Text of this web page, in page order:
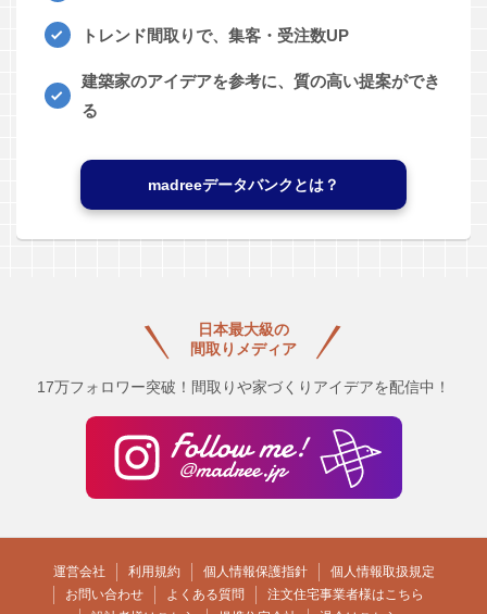
トレンド間取りで、集客・受注数UP
建築家のアイデアを参考に、質の高い提案ができ
る
madreeデータバンクとは？
日本最大級の
間取りメディア
17万フォロワー突破！間取りや家づくりアイデアを配信中！
運営会社 利用規約 個人情報保護指針
個人情報取扱規定
お問い合わせ
よくある質問
注文住宅事業者様はこちら